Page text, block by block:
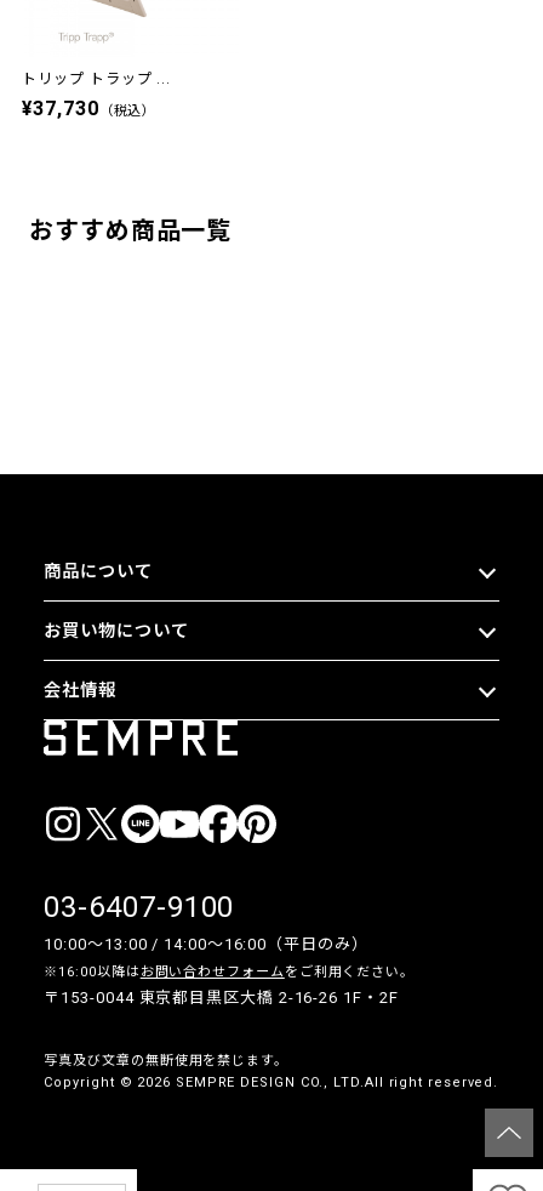
トリップ トラップ ...
¥37,730 （税込）
おすすめ商品一覧
商品について
お買い物について
会社情報
03-6407-9100
10:00〜13:00 / 14:00〜16:00（平日のみ）
※16:00以降は お問い合わせフォームをご利用ください。
〒153-0044 東京都目黒区大橋 2-16-26 1F・2F
写真及び文章の無断使用を禁じます。
Copyright © 2026 SEMPRE DESIGN CO., LTD.All right reserved.